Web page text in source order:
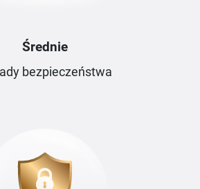
Średnie
bezpieczeństwa